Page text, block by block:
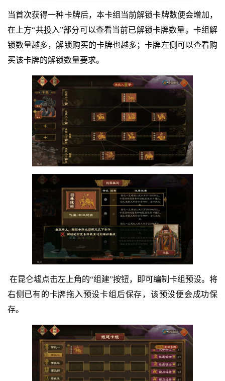
当首次获得一种卡牌后，本卡组当前解锁卡牌数便会增加，
在上方“共投入”部分可以查看当前已解锁卡牌数量。卡组解
锁数量越多，解锁购买的卡牌也越多；卡牌左侧可以查看购
买该卡牌的解锁数量要求。
在昆仑墟点击左上角的“组建”按钮，即可编制卡组预设。将
右侧已有的卡牌拖入预设卡组后保存，该预设便会成功保
存。